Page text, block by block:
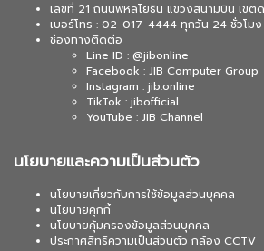
เลขที่ 21 ถนนพหลโยธิน แขวงสนามบิน เขต
เบอร์โทร : 02-017-4444 ทุกวัน 24 ชั่วโมง
ช่องทางติดต่อ
Line ID : @jibonline
Facebook : JIB Computer Group
Instagram : jib.online
TikTok : jibofficial
YouTube : JIB Channel
นโยบายและความเป็นส่วนตัว
นโยบายเกี่ยวกับการใช้ข้อมูลส่วนบุคคล
นโยบายคุกกี้
นโยบายคุ้มครองข้อมูลส่วนบุคคล
ประกาศสิทธิความเป็นส่วนตัว กล้อง CCTV